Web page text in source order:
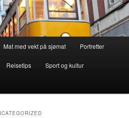
Mat med vekt på sjømat Portretter
Reisetips Sport og kultur